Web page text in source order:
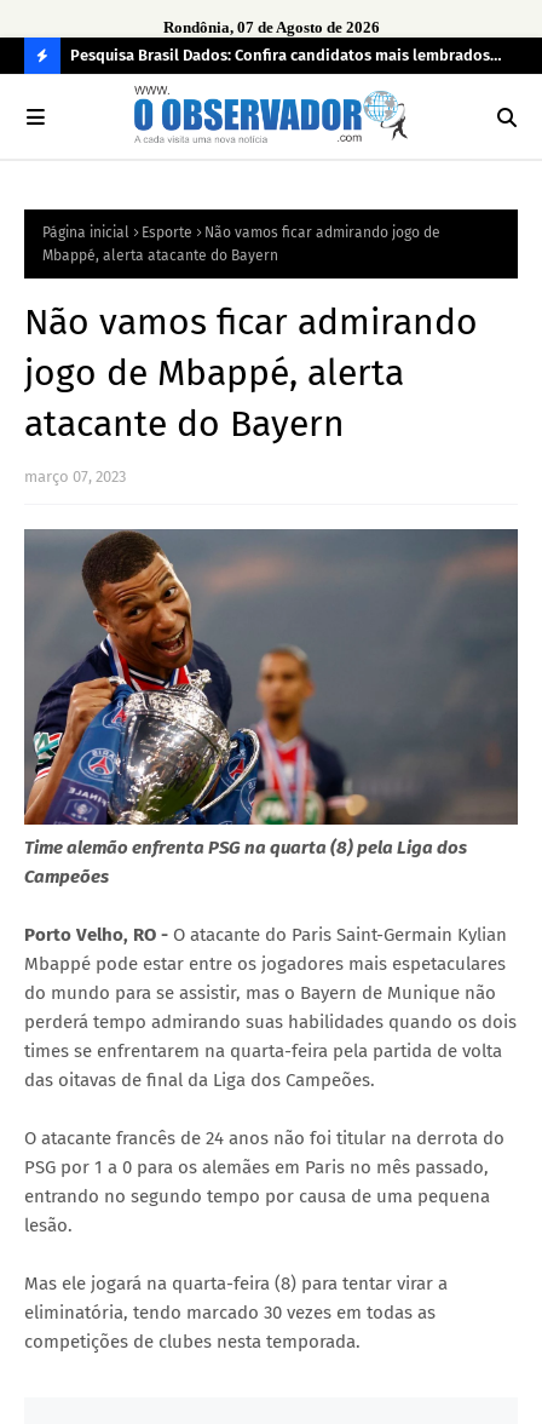
Rondônia, 07 de Agosto de 2026
O
R
Pesquisa Brasil Dados: Confira candidatos mais lembrados
pelo eleitorado de Rondônia para deputado estadual
Página inicial Esporte
Não vamos ficar admirando jogo de
Mbappé, alerta atacante do Bayern
Não vamos ficar admirando
jogo de Mbappé, alerta
atacante do Bayern
março 07, 2023
Time alemão enfrenta PSG na quarta (8) pela Liga dos
Campeões
Porto Velho, RO - O atacante do Paris Saint-Germain Kylian
Mbappé pode estar entre os jogadores mais espetaculares
do mundo para se assistir, mas o Bayern de Munique não
perderá tempo admirando suas habilidades quando os dois
times se enfrentarem na quarta-feira pela partida de volta
das oitavas de final da Liga dos Campeões.
O atacante francês de 24 anos não foi titular na derrota do
PSG por 1 a 0 para os alemães em Paris no mês passado,
entrando no segundo tempo por causa de uma pequena
lesão.
Mas ele jogará na quarta-feira (8) para tentar virar a
eliminatória, tendo marcado 30 vezes em todas as
competições de clubes nesta temporada.